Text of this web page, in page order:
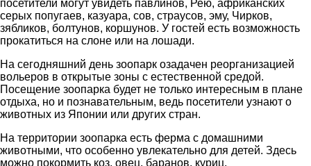
посетители могут увидеть павлинов, Рею, африканских
серых попугаев, казуара, сов, страусов, эму, Чирков,
зябликов, болтунов, коршунов. У гостей есть возможность
прокатиться на слоне или на лошади.
На сегодняшний день зоопарк озадачен реорганизацией
вольеров в открытые зоны с естественной средой.
Посещение зоопарка будет не только интересным в плане
отдыха, но и познавательным, ведь посетители узнают о
животных из Японии или других стран.
На территории зоопарка есть ферма с домашними
животными, что особенно увлекательно для детей. Здесь
можно покормить коз, овец, баранов, куриц.